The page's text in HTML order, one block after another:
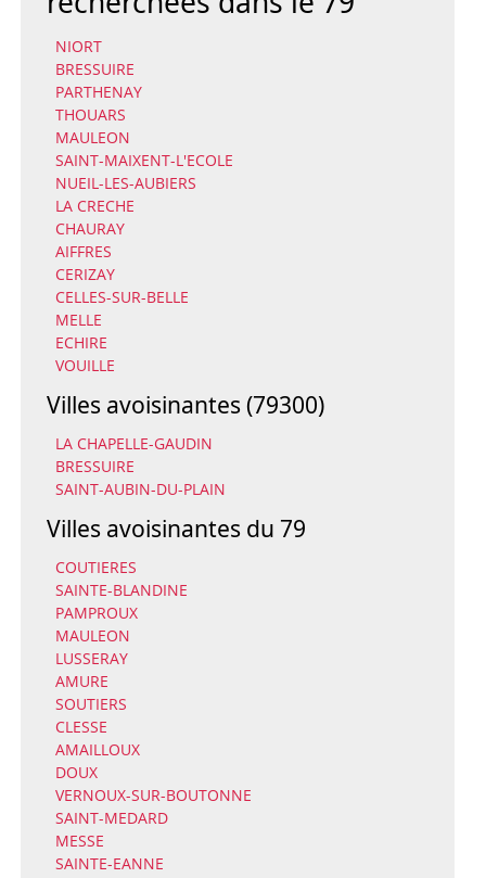
NIORT
BRESSUIRE
PARTHENAY
THOUARS
MAULEON
SAINT-MAIXENT-L'ECOLE
NUEIL-LES-AUBIERS
LA CRECHE
CHAURAY
AIFFRES
CERIZAY
CELLES-SUR-BELLE
MELLE
ECHIRE
VOUILLE
Villes avoisinantes (79300)
LA CHAPELLE-GAUDIN
BRESSUIRE
SAINT-AUBIN-DU-PLAIN
Villes avoisinantes du 79
COUTIERES
SAINTE-BLANDINE
PAMPROUX
MAULEON
LUSSERAY
AMURE
SOUTIERS
CLESSE
AMAILLOUX
DOUX
VERNOUX-SUR-BOUTONNE
SAINT-MEDARD
MESSE
SAINTE-EANNE